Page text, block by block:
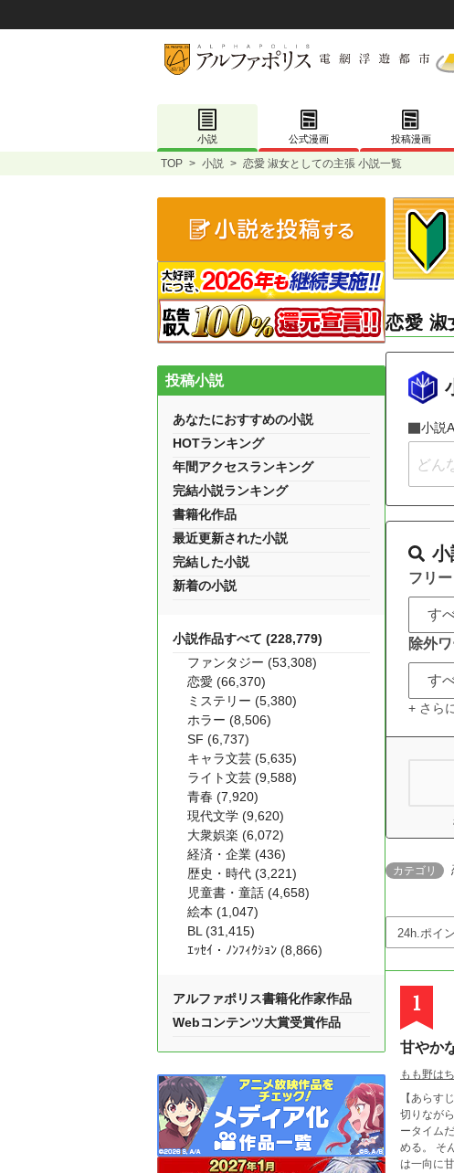
小説 公式漫画 投稿漫画
TOP > 小説 > 恋愛 淑女としての主張 小説一覧
恋愛 淑
小説
小
フリ
除外
+ さら
カテゴリ
1
甘やか
もも野は
【あらす
切りなが
ータイム
める。 そ
は一向に
投稿小説
あなたにおすすめの小説
HOTランキング
年間アクセスランキング
完結小説ランキング
書籍化作品
最近更新された小説
完結した小説
新着の小説
小説作品すべて (228,779)
ファンタジー (53,308)
恋愛 (66,370)
ミステリー (5,380)
ホラー (8,506)
SF (6,737)
キャラ文芸 (5,635)
ライト文芸 (9,588)
青春 (7,920)
現代文学 (9,620)
大衆娯楽 (6,072)
経済・企業 (436)
歴史・時代 (3,221)
児童書・童話 (4,658)
絵本 (1,047)
BL (31,415)
ｴｯｾｲ・ﾉﾝﾌｨｸｼｮﾝ (8,866)
アルファポリス書籍化作家作品
Webコンテンツ大賞受賞作品